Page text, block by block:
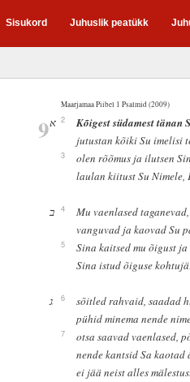
Sisukord Juhuslik peatükk
Maarjamaa Piibel 1 Psalmid (2009)
9
2 א
Kõigest südamest tänan
jutustan kõiki Su imelisi
3
olen rõõmus ja ilutsen
laulan kiitust Su Nimele,
4 ב
Mu vaenlased taganevad,
vanguvad ja kaovad Su
5
Sina kaitsed mu õigust ja
Sina istud õiguse
6 ג
sõitled rahvaid, saadad
pühid minema nende
7
otsa saavad vaenlased,
nende kantsid Sa kaotad
ei jää neist alles